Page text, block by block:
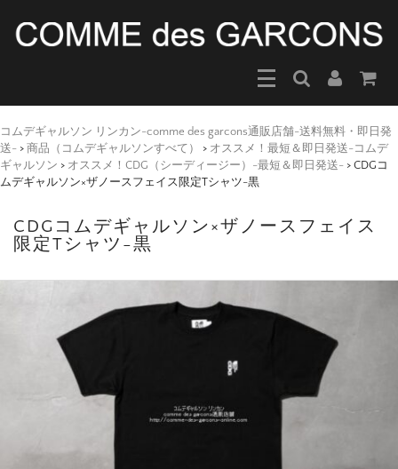
コムデギャルソン リンカン-comme des garcons通販店舗-送料無料・即日発
送- > 商品（コムデギャルソンすべて） > オススメ！最短＆即日発送-コムデ
ギャルソン > オススメ！CDG（シーディージー）-最短＆即日発送- > CDGコ
ムデギャルソン×ザノースフェイス限定Tシャツ-黒
CDGコムデギャルソン×ザノースフェイス
限定Tシャツ-黒